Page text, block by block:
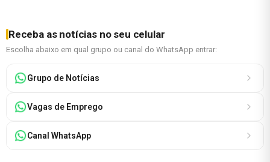
Receba as notícias no seu celular
Escolha abaixo em qual grupo ou canal do WhatsApp entrar:
Grupo de Notícias
Vagas de Emprego
Canal WhatsApp